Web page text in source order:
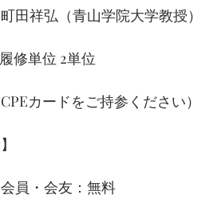
町田祥弘（青山学院大学教授）
履修単位 2単位
ードをご持参ください）
員・会友：無料